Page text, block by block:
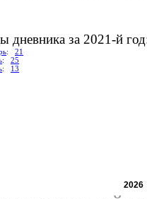
дневника за 2021-й
: 21
: 25
: 13
2026